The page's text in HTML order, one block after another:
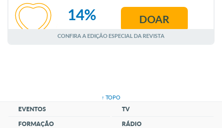
AGOSTO
14% DOAR
CONFIRA A EDIÇÃO ESPECIAL DA REVISTA
↑ TOPO
EVENTOS
FORMAÇÃO
TV
RÁDIO